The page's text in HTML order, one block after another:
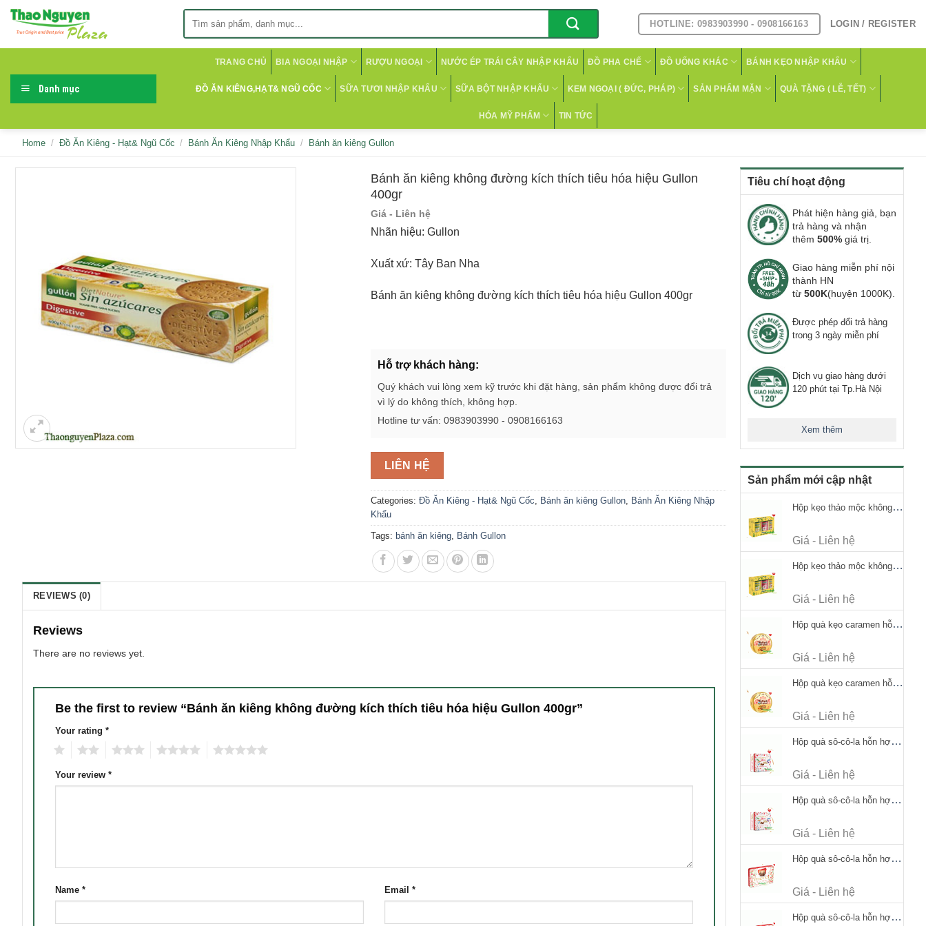
Skip
HOTLINE: 0983903990 - 0908166163 LOGIN / REGISTER
Danh mục
TRANG CHỦ BIA NGOẠI NHẬP RƯỢU NGOẠI NƯỚC ÉP TRÁI CÂY NHẬP KHẨU ĐỒ PHA CHẾ ĐỒ UỐNG KHÁC BÁNH KẸO NHẬP KHẨU
ĐỒ ĂN KIÊNG,HẠT& NGŨ CỐC SỮA TƯƠI NHẬP KHẨU SỮA BỘT NHẬP KHẨU KEM NGOẠI ( ĐỨC, PHÁP) SẢN PHẨM MẶN QUÀ TẶNG ( LỄ, TẾT)
HÓA MỸ PHẨM TIN TỨC
Home / Đồ Ăn Kiêng - Hạt& Ngũ Cốc / Bánh Ăn Kiêng Nhập Khẩu / Bánh ăn kiêng Gullon
Tiêu chí hoạt động
Phát hiện hàng giả, bạn
trả hàng và nhận
thêm 500% giá trị.
Giao hàng miễn phí nội
thành HN
từ 500K(huyện 1000K).
Được phép đổi trả hàng
trong 3 ngày miễn phí
Dịch vụ giao hàng dưới
120 phút tại Tp.Hà Nội
Xem thêm
Sản phẩm mới cập nhật
Hộp kẹo thảo mộc không đường Ricola Signature 112.5g
Giá - Liên hệ
Hộp kẹo thảo mộc không đường Ricola Signature 112.5g
Giá - Liên hệ
Hộp quà kẹo caramen hỗn hợp Werther's Original Caramel Candy 170g
Giá - Liên hệ
Hộp quà kẹo caramen hỗn hợp Werther's Original Caramel Candy 170g
Giá - Liên hệ
Hộp quà sô-cô-la hỗn hợp Merci Petits Chocolate Collection 125g thiếc
Giá - Liên hệ
Hộp quà sô-cô-la hỗn hợp Merci Petits Chocolate Collection 125g thiếc
Giá - Liên hệ
Hộp quà sô-cô-la hỗn hợp Merci Finest Selection 250g thiếc
Giá - Liên hệ
Hộp quà sô-cô-la hỗn hợp Merci Finest Selection 250g thiếc
Bánh ăn kiêng không đường kích thích tiêu hóa hiệu Gullon
400gr
Giá - Liên hệ
Nhãn hiệu: Gullon
Xuất xứ: Tây Ban Nha
Bánh ăn kiêng không đường kích thích tiêu hóa hiệu Gullon 400gr
Hỗ trợ khách hàng:
Quý khách vui lòng xem kỹ trước khi đặt hàng, sản phẩm không được đổi trả
vì lý do không thích, không hợp.
Hotline tư vấn: 0983903990 - 0908166163
LIÊN HỆ
Categories: Đồ Ăn Kiêng - Hạt& Ngũ Cốc Bánh ăn kiêng Gullon Bánh Ăn Kiêng Nhập
Khẩu
Tags: bánh ăn kiêng Bánh Gullon
REVIEWS (0)
Reviews
There are no reviews yet.
Be the first to review “Bánh ăn kiêng không đường kích thích tiêu hóa hiệu Gullon 400gr”
Your rating *
Your review *
Name * Email *